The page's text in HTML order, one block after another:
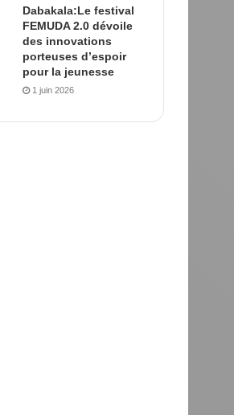
Dabakala:Le festival
FEMUDA 2.0 dévoile
des innovations
porteuses d’espoir
pour la jeunesse
1 juin 2026